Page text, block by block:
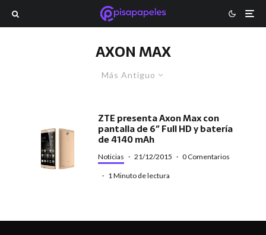
AXON MAX
Más Antiguo
ZTE presenta Axon Max con
pantalla de 6″ Full HD y batería
de 4140 mAh
Noticias · 21/12/2015 · 0 Comentarios
· 1 Minuto de lectura